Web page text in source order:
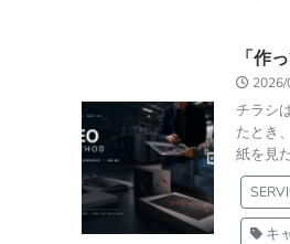
「作
チラシ
たとき
紙を見
キ